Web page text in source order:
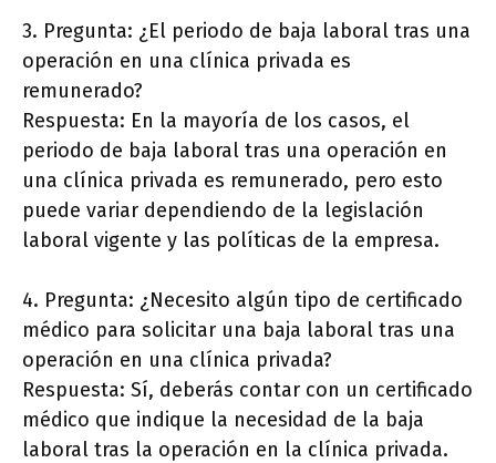
3. Pregunta: ¿El periodo de baja laboral tras una
operación en una clínica privada es
remunerado?
Respuesta: En la mayoría de los casos, el
periodo de baja laboral tras una operación en
una clínica privada es remunerado, pero esto
puede variar dependiendo de la legislación
laboral vigente y las políticas de la empresa.
4. Pregunta: ¿Necesito algún tipo de certificado
médico para solicitar una baja laboral tras una
operación en una clínica privada?
Respuesta: Sí, deberás contar con un certificado
médico que indique la necesidad de la baja
laboral tras la operación en la clínica privada.